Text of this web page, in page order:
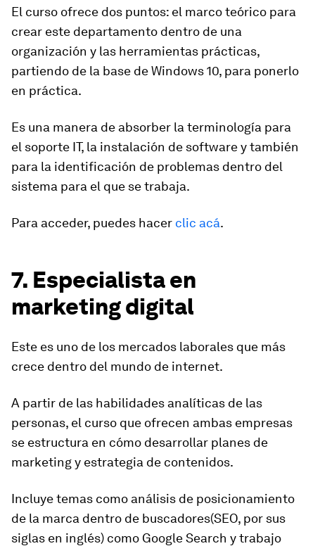
El curso ofrece dos puntos: el marco teórico para
crear este departamento dentro de una
organización y las herramientas prácticas,
partiendo de la base de Windows 10, para ponerlo
en práctica.
Es una manera de absorber la terminología para
el soporte IT, la instalación de software y también
para la identificación de problemas dentro del
sistema para el que se trabaja.
Para acceder, puedes hacer clic acá.
7. Especialista en
marketing digital
Este es uno de los mercados laborales que más
crece dentro del mundo de internet.
A partir de las habilidades analíticas de las
personas, el curso que ofrecen ambas empresas
se estructura en cómo desarrollar planes de
marketing y estrategia de contenidos.
Incluye temas como análisis de posicionamiento
de la marca dentro de buscadores(SEO, por sus
siglas en inglés) como Google Search y trabajo